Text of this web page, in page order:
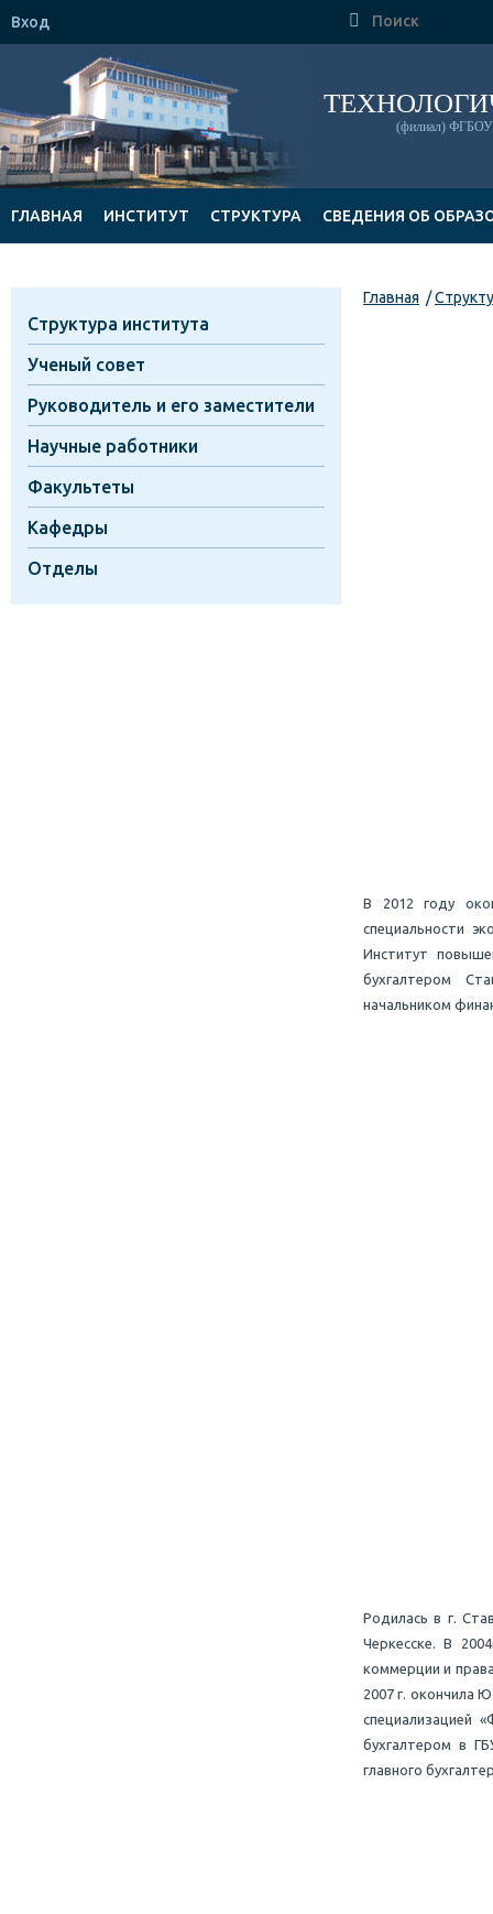
Вход 
(филиал) ФГБОУ
ГЛАВНАЯ ИНСТИТУТ СТРУКТУРА СВЕДЕНИЯ ОБ
Главная
В 2012 году
специальности
Институт
бухгалтером
начальником
Родилась в г.
Черкесске. В
коммерции и
2007 г. окончила
специализацией
бухгалтером в
главного
Структура института
Ученый совет
Руководитель и его заместители
Научные работники
Факультеты
Кафедры
Отделы